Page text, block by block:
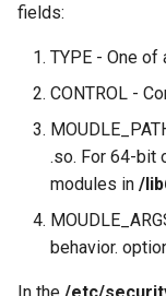
fields:
TYPE - One
CONTROL -
.so. For 64-bit
modules in /
behavior.